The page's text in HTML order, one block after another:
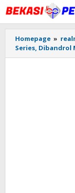
Lewati
ke
konten
Homepage »
Series, Dibandrol